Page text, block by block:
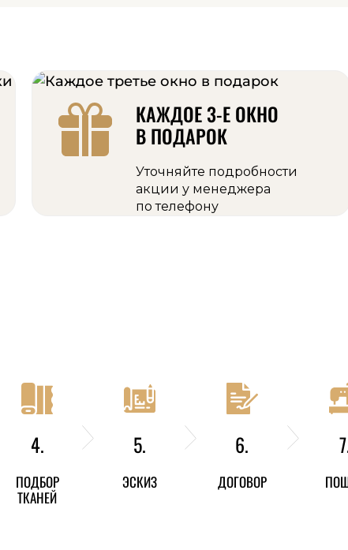
КАЖДОЕ 3-Е ОКНО
В ПОДАРОК
Уточняйте подробности
акции у менеджера
по телефону
4.
ПОДБОР
ТКАНЕЙ
5.
ЭСКИЗ
6.
ДОГОВОР